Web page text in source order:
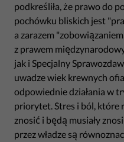
podkreśliła, że prawo do
pochówku bliskich jest
a zarazem
z prawem
jak i Specjalny
uwadze wiek krewnych
odpowiednie działania w
priorytet. Stres i ból, które
znosić i będą musiały
przez władze są